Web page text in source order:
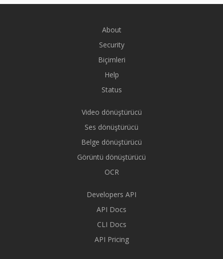
About
Security
Biçimleri
Help
Status
Video dönüştürücü
Ses dönüştürücü
Belge dönüştürücü
Görüntü dönüştürücü
OCR
Developers API
API Docs
CLI Docs
API Pricing